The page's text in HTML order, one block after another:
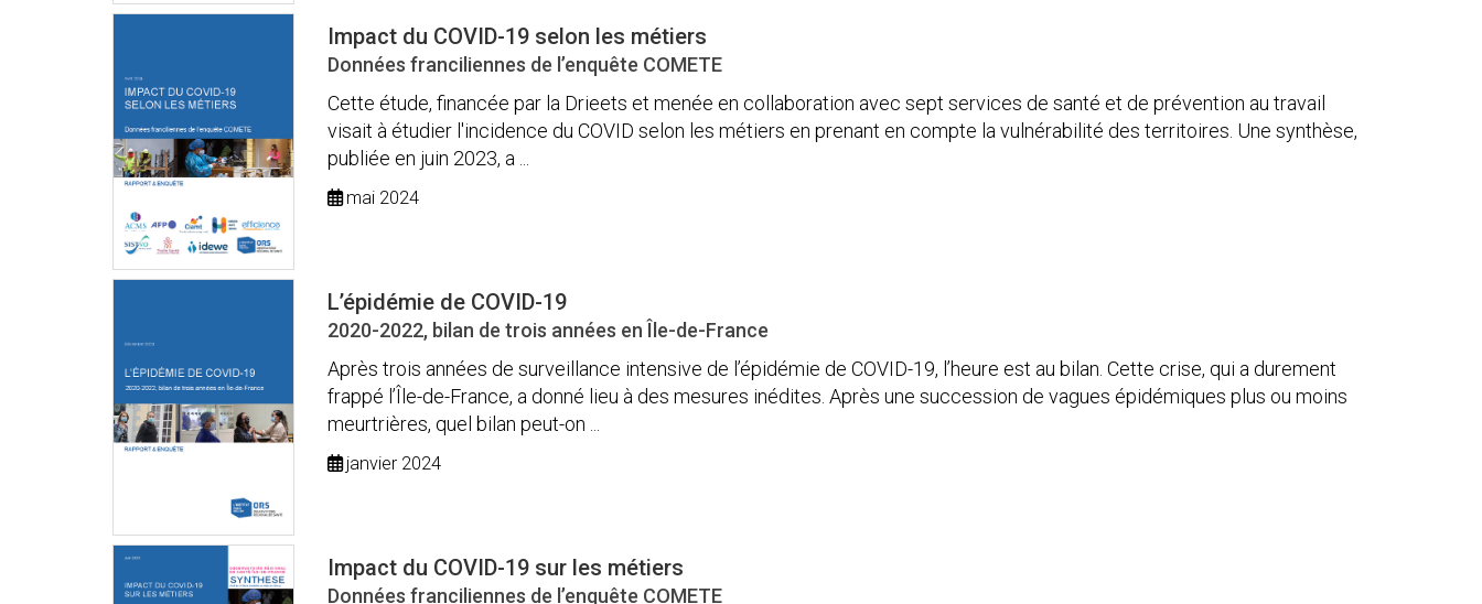
Impact du COVID-19 selon les métiers
Données franciliennes de l’enquête COMETE
Cette étude, financée par la Drieets et menée en collaboration avec sept services de santé et de prévention au travail
visait à étudier l'incidence du COVID selon les métiers en prenant en compte la vulnérabilité des territoires. Une synthèse,
publiée en juin 2023, a ...
mai 2024
L’épidémie de COVID-19
2020-2022, bilan de trois années en Île-de-France
Après trois années de surveillance intensive de l’épidémie de COVID-19, l’heure est au bilan. Cette crise, qui a durement
frappé l’Île-de-France, a donné lieu à des mesures inédites. Après une succession de vagues épidémiques plus ou moins
meurtrières, quel bilan peut-on ...
janvier 2024
Impact du COVID-19 sur les métiers
Données franciliennes de l’enquête COMETE